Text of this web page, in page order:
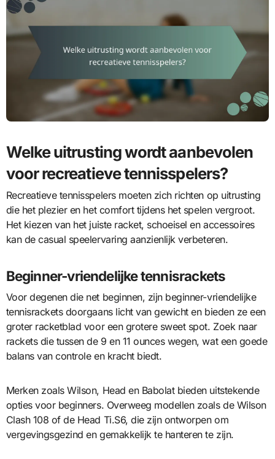
Welke uitrusting wordt aanbevolen
voor recreatieve tennisspelers?
Recreatieve tennisspelers moeten zich richten op uitrusting
die het plezier en het comfort tijdens het spelen vergroot.
Het kiezen van het juiste racket, schoeisel en accessoires
kan de casual speelervaring aanzienlijk verbeteren.
Beginner-vriendelijke tennisrackets
Voor degenen die net beginnen, zijn beginner-vriendelijke
tennisrackets doorgaans licht van gewicht en bieden ze een
groter racketblad voor een grotere sweet spot. Zoek naar
rackets die tussen de 9 en 11 ounces wegen, wat een goede
balans van controle en kracht biedt.
Merken zoals Wilson, Head en Babolat bieden uitstekende
opties voor beginners. Overweeg modellen zoals de Wilson
Clash 108 of de Head Ti.S6, die zijn ontworpen om
vergevingsgezind en gemakkelijk te hanteren te zijn.